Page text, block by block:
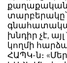
քաղաքական
խնդիր չէ,
կողմի
ՀԱՊԿ-ն։